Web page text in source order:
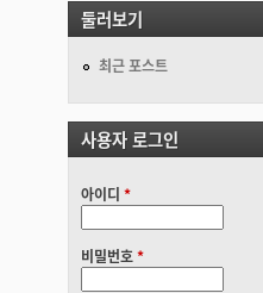
둘러보기
최근 포스트
사용자 로그인
아이디 *
비밀번호*